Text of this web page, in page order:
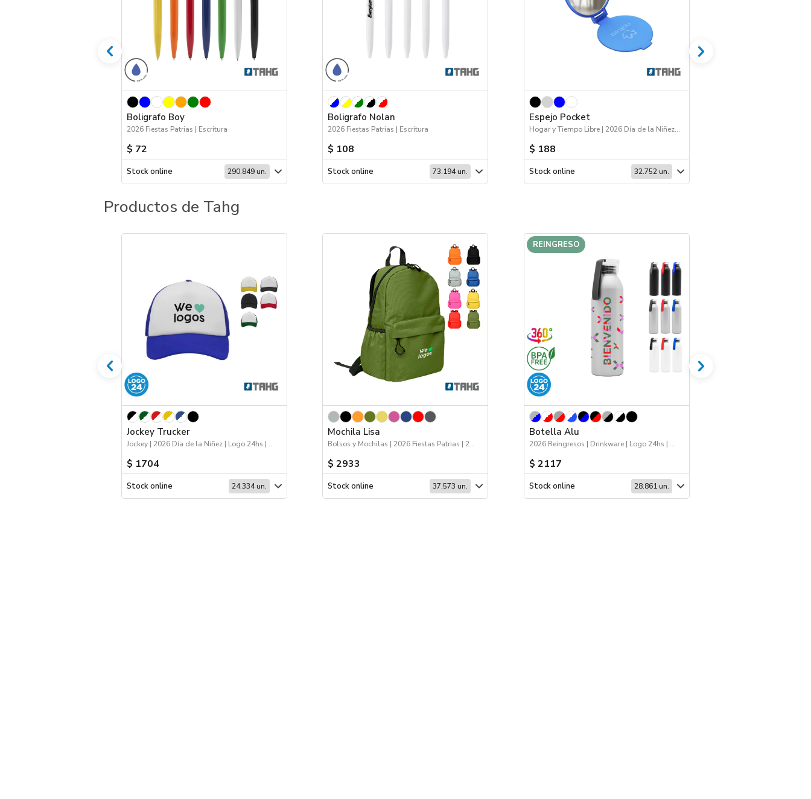
Boligrafo Boy
2026 Fiestas Patrias | Escritura
$ 72
Stock online 290.849 un.
Boligrafo Nolan
2026 Fiestas Patrias | Escritura
$ 108
Stock online 73.194 un.
Espejo Pocket
Hogar y Tiempo Libre | 2026 Día de la Niñez | Viajes
$ 188
Stock online 32.752 un.
Productos de Tahg
Jockey Trucker
Jockey | 2026 Día de la Niñez | Logo 24hs | Deporte
$ 1704
Stock online 24.334 un.
Mochila Lisa
Bolsos y Mochilas | 2026 Fiestas Patrias | 2026 Día de la Niñez
$ 2933
Stock online 37.573 un.
REINGRESO
Botella Alu
2026 Reingresos | Drinkware | Logo 24hs | Deporte
$ 2117
Stock online 28.861 un.